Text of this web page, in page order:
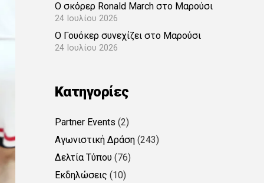
Ο σκόρερ Ronald March στο Μαρούσι
24 Ιουλίου 2026
Ο Γουόκερ συνεχίζει στο Μαρούσι
24 Ιουλίου 2026
Kατηγορίες
Partner Events (2)
Αγωνιστική Δράση(243)
Δελτία Τύπου (76)
Εκδηλώσεις (10)